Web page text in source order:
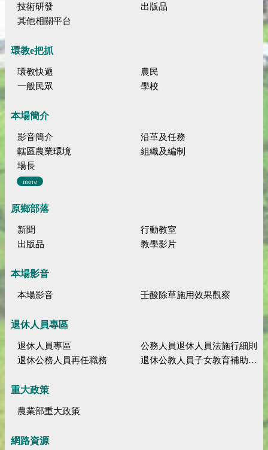
技術研發
出版品
其他相關平台
環教e把抓
環教快遞
農民
一般民眾
學校
本場簡介
影音簡介
沿革及任務
轄區農業環境
組織及編制
場長
more
原鄉部落
新聞
行動教室
出版品
教學影片
本場影音
本場影音 壬酸除草施用效果觀察
退休人員專區
退休人員專區
公務人員退休人員法施行細則
退休公務人員再任職務
退休公教人員子女教育補助規定
重大政策
農業部重大政策
網路資源